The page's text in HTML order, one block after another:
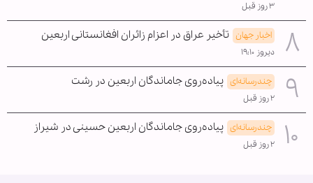
۳ روز قبل
اخبار جهان تأخیر عراق در اعزام زائران افغانستانی اربعین
دیروز ۱۹:۱۰
چندرسانه‌ای پیاده‌روی جاماندگان اربعین در رشت
۲ روز قبل
چندرسانه‌ای پیاده‌روی جاماندگان اربعین حسینی در شیراز
۲ روز قبل